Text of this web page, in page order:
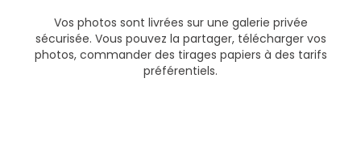
Vos photos sont livrées sur une galerie privée
sécurisée. Vous pouvez la partager, télécharger vos
photos, commander des tirages papiers à des tarifs
préférentiels.